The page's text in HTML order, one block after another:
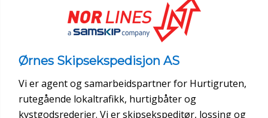
Ørnes Skipsekspedisjon AS
Vi er agent og samarbeidspartner for Hurtigruten,
rutegående lokaltrafikk, hurtigbåter og
kystgodsrederier. Vi er skipsekspeditør, lossing og